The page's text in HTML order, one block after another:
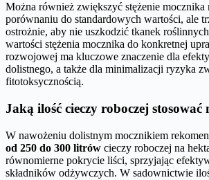
Można również zwiększyć stężenie mocznika
porównaniu do standardowych wartości, ale
ostrożnie, aby nie uszkodzić tkanek
wartości stężenia mocznika do konkretnej
rozwojowej ma kluczowe znaczenie dla
dolistnego, a także dla minimalizacji ryzyka
fitotoksycznością.
Jaką ilość cieczy roboczej stosować
W nawożeniu dolistnym mocznikiem
od 250 do 300 litrów cieczy roboczej na
równomierne pokrycie liści, sprzyjając
składników odżywczych. W sadownictwie